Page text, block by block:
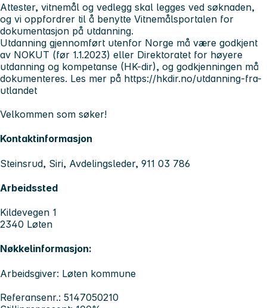
Attester, vitnemål og vedlegg skal legges ved søknaden,
og vi oppfordrer til å benytte Vitnemålsportalen for
dokumentasjon på utdanning.
Utdanning gjennomført utenfor Norge må være godkjent
av NOKUT (før 1.1.2023) eller Direktoratet for høyere
utdanning og kompetanse (HK-dir), og godkjenningen må
dokumenteres. Les mer på https://hkdir.no/utdanning-fra-
utlandet
Velkommen som søker!
Kontaktinformasjon
Steinsrud, Siri, Avdelingsleder, 911 03 786
Arbeidssted
Kildevegen 1
2340 Løten
Nøkkelinformasjon:
Arbeidsgiver: Løten kommune
Referansenr.: 5147050210